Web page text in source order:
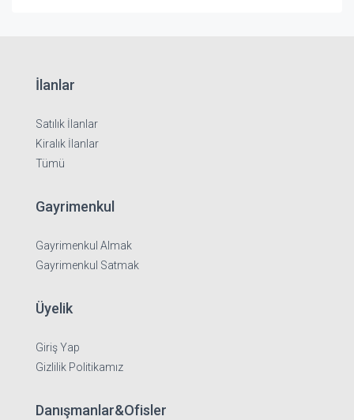
İlanlar
Satılık İlanlar
Kiralık İlanlar
Tümü
Gayrimenkul
Gayrimenkul Almak
Gayrimenkul Satmak
Üyelik
Giriş Yap
Gizlilik Politikamız
Danışmanlar&Ofisler